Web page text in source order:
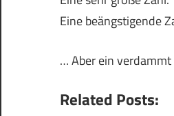
Eine beängstigende
… Aber ein verdammt
Related Posts: